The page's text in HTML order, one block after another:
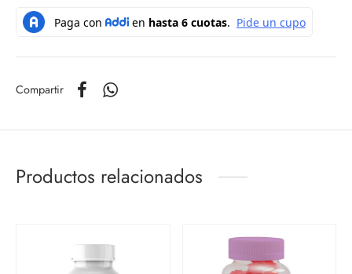
Compartir
Productos relacionados